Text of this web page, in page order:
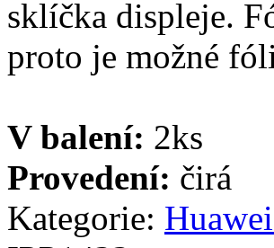
sklíčka displeje.
proto je možné
V balení: 2ks
Provedení: čirá
Kategorie: Huawei